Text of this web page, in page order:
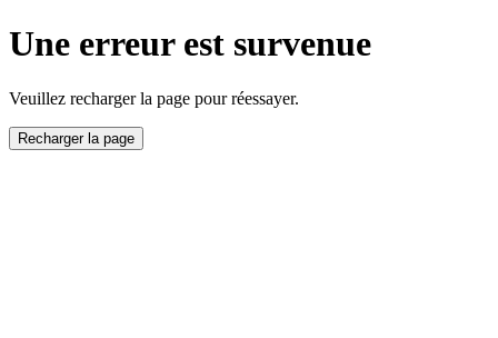
Une erreur est survenue
Veuillez recharger la page pour réessayer.
Recharger la page